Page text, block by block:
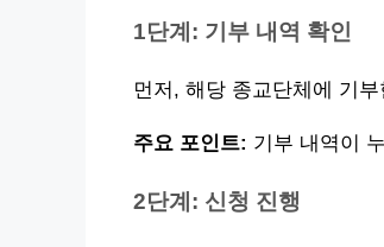
1단계: 기부 내역 확인
먼저, 해당 종교단체에 기
주요 포인트: 기부 내역이
2단계: 신청 진행